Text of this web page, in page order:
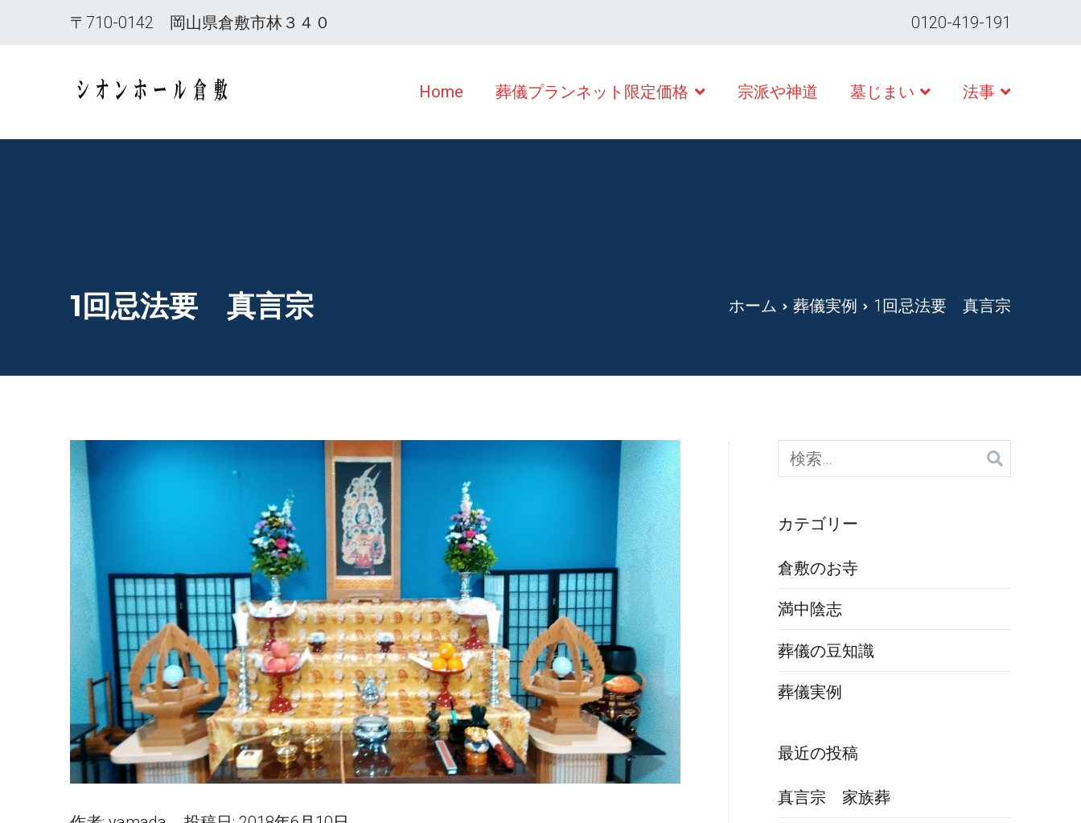
〒710-0142 岡山県倉敷市林３４０ 0120-419-191
岡山県倉敷市の安い葬儀・家族葬 シオンホール倉敷
Home 葬儀プランネット限定価格 宗派や神道 墓じまい 法事
1回忌法要 真言宗 ホーム 葬儀実例 1回忌法要 真言宗
検
索:
カテゴリー
倉敷のお寺
満中陰志
葬儀の豆知識
葬儀実例
最近の投稿
真言宗 家族葬